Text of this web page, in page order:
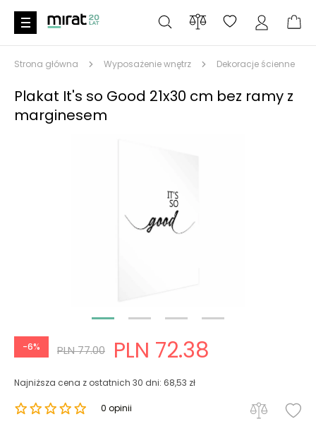
Strona główna Wyposażenie wnętrz Dekoracje ścienne
Plakat It's so Good 21x30 cm bez ramy z
marginesem
-6% PLN 77.00 PLN 72.38
Najniższa cena z ostatnich 30 dni: 68,53 zł
0 opinii